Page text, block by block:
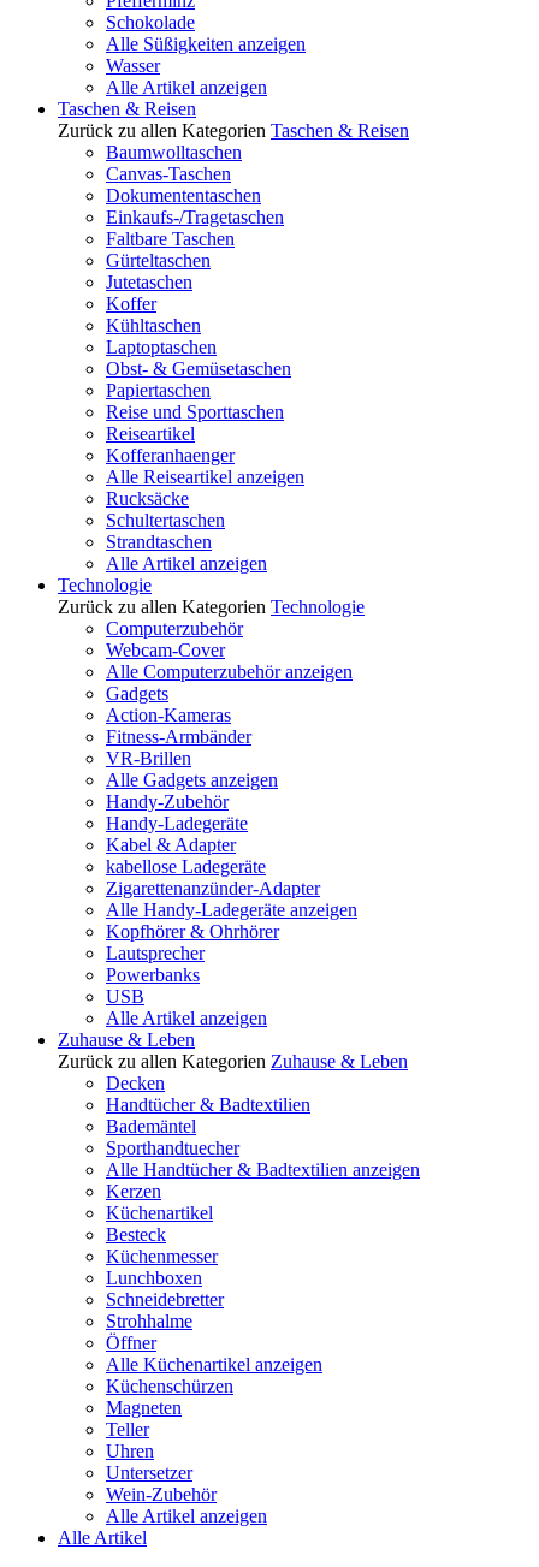
Schokolade
Alle Süßigkeiten anzeigen
Wasser
Alle Artikel anzeigen
Taschen & Reisen
Zurück zu allen Kategorien Taschen & Reisen
Baumwolltaschen
Canvas-Taschen
Dokumententaschen
Einkaufs-/Tragetaschen
Faltbare Taschen
Gürteltaschen
Jutetaschen
Koffer
Kühltaschen
Laptoptaschen
Obst- & Gemüsetaschen
Papiertaschen
Reise und Sporttaschen
Reiseartikel
Kofferanhaenger
Alle Reiseartikel anzeigen
Rucksäcke
Schultertaschen
Strandtaschen
Alle Artikel anzeigen
Technologie
Zurück zu allen Kategorien Technologie
Computerzubehör
Webcam-Cover
Alle Computerzubehör anzeigen
Gadgets
Action-Kameras
Fitness-Armbänder
VR-Brillen
Alle Gadgets anzeigen
Handy-Zubehör
Handy-Ladegeräte
Kabel & Adapter
kabellose Ladegeräte
Zigarettenanzünder-Adapter
Alle Handy-Ladegeräte anzeigen
Kopfhörer & Ohrhörer
Lautsprecher
Powerbanks
USB
Alle Artikel anzeigen
Zuhause & Leben
Zurück zu allen Kategorien Zuhause & Leben
Decken
Handtücher & Badtextilien
Bademäntel
Sporthandtuecher
Alle Handtücher & Badtextilien anzeigen
Kerzen
Küchenartikel
Besteck
Küchenmesser
Lunchboxen
Schneidebretter
Strohhalme
Öffner
Alle Küchenartikel anzeigen
Küchenschürzen
Magneten
Teller
Uhren
Untersetzer
Wein-Zubehör
Alle Artikel anzeigen
Alle Artikel